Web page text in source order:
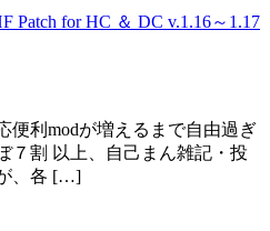
Patch for HC ＆ DC v.1.16～1.17
便利modが増えるまで自由過ぎ
７割 以上、自己まん雑記・投
、各 […]